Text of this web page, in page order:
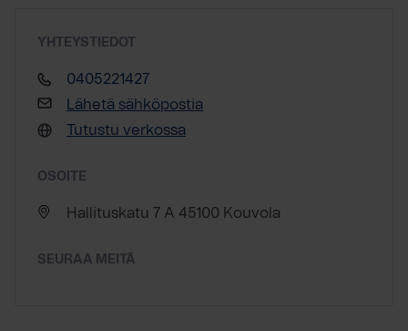
YHTEYSTIEDOT
0405221427
Lähetä sähköpostia
Tutustu verkossa
OSOITE
Hallituskatu 7 A 45100 Kouvola
SEURAA MEITÄ